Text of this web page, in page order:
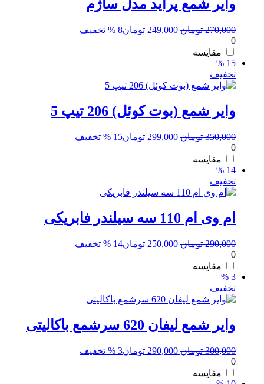
وایر شمع پراید مدل ساژم
270,000 تومان قیمت
249,000 تومان8 % تخفیف
0
مقایسه
15 %
تخفیف
وایر شمع (بوت کوئل) 206 تیپ 5
350,000 تومان قیمت
299,000 تومان15 % تخفیف
0
مقایسه
14 %
تخفیف
ام وی ام 110 سه سیلندر فابریکی
290,000 تومان قیمت
250,000 تومان14 % تخفیف
0
مقایسه
3 %
تخفیف
وایر شمع لیفان 620 سرشمع باکالیتی
300,000 تومان قیمت
290,000 تومان3 % تخفیف
0
مقایسه